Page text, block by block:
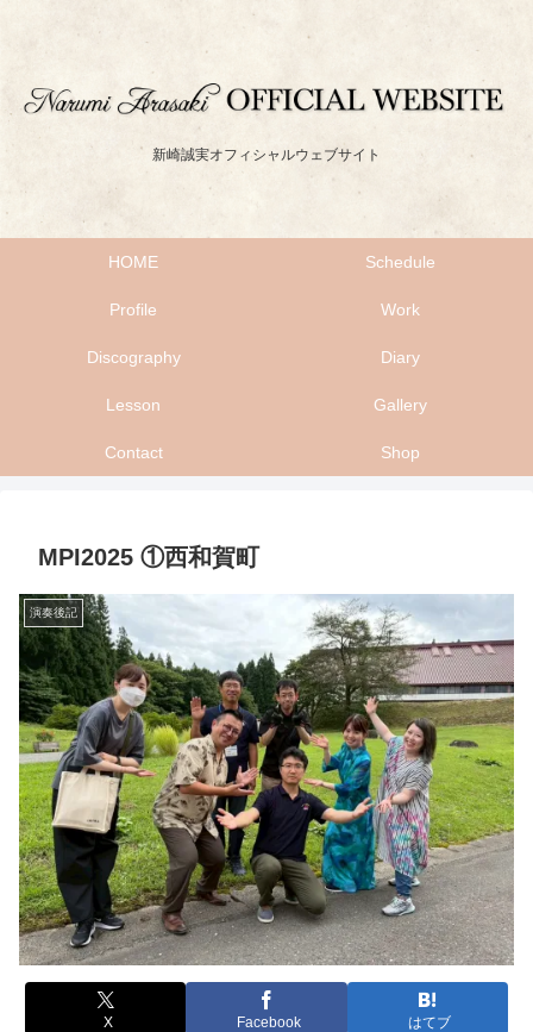
新崎誠実オフィシャルウェブサイト
HOME Schedule
Profile Work
Discography Diary
Lesson Gallery
Contact Shop
MPI2025 ①西和賀町
演奏後記
X Facebook はてブ